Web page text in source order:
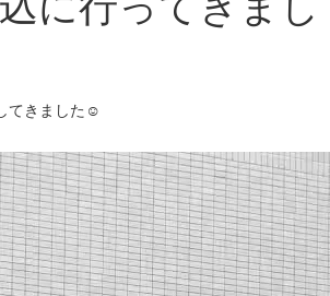
てきました☺